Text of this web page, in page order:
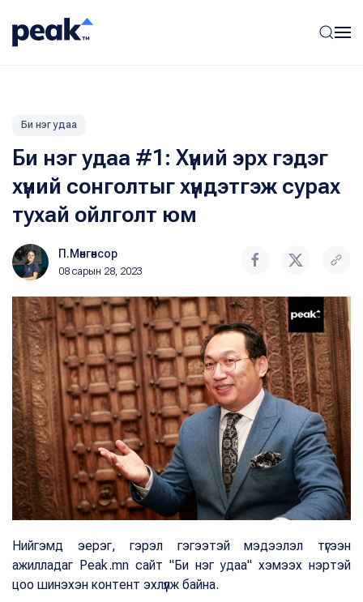
Би нэг удаа
Би нэг удаа #1: Хүний эрх гэдэг
хүний сонголтыг хүндэтгэж сурах
тухай ойлголт юм
П.Мөнгөнсор
08 сарын 28, 2023
Нийгэмд эерэг, гэрэл гэгээтэй мэдээлэл түгээн
ажилладаг Peak.mn сайт "Би нэг удаа" хэмээх нэртэй
цоо шинэхэн контент эхлүүлж байна.